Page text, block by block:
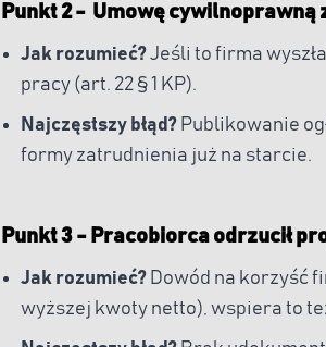
Punkt 2 - Umowę
Jak rozumieć?Jeśli to firma
pracy (art. 22 § 1 KP).
Najczęstszy błąd? Publikowanie
formy zatrudnienia już na starcie.
Punkt 3 - Pracobiorca odrzucił
Jak rozumieć? Dowód na korzyść
wyższej kwoty netto), wspiera to